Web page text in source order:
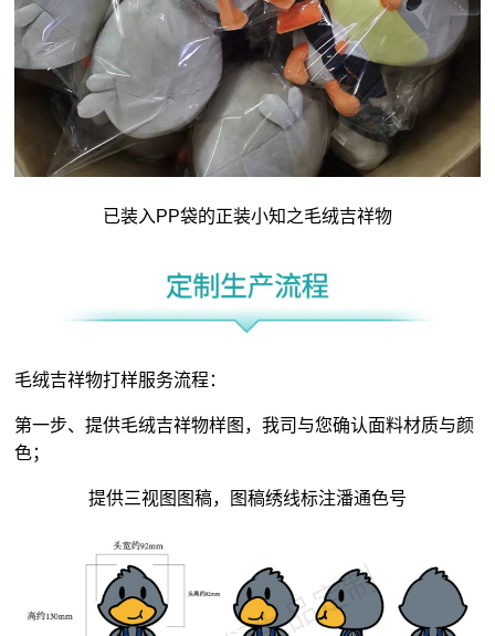
已装入PP袋的正装小知之毛绒吉祥物
毛绒吉祥物打样服务流程：
第一步、提供毛绒吉祥物样图，我司与您确认面料材质与颜
色；
提供三视图图稿，图稿绣线标注潘通色号